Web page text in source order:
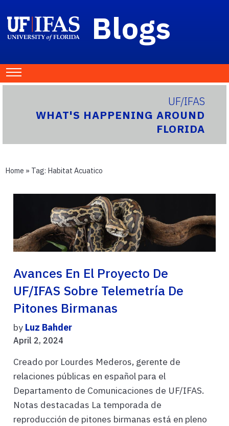
Blogs
UF/IFAS
WHAT'S HAPPENING AROUND
FLORIDA
Home » Tag: Habitat Acuatico
Avances En El Proyecto De
UF/IFAS Sobre Telemetría De
Pitones Birmanas
by Luz Bahder
April 2, 2024
Creado por Lourdes Mederos, gerente de
relaciones públicas en español para el
Departamento de Comunicaciones de UF/IFAS.
Notas destacadas La temporada de
reproducción de pitones birmanas está en pleno